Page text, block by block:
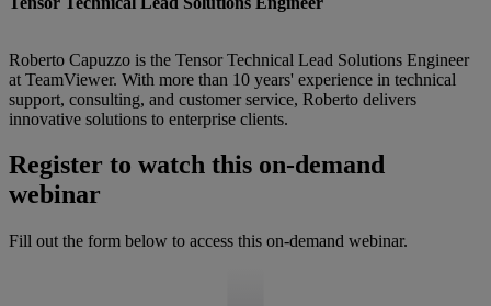
Roberto Capuzzo is the Tensor Technical Lead Solutions Engineer
at TeamViewer. With more than 10 years' experience in technical
support, consulting, and customer service, Roberto delivers
innovative solutions to enterprise clients.
Register to watch this on-demand
webinar
Fill out the form below to access this on-demand webinar.